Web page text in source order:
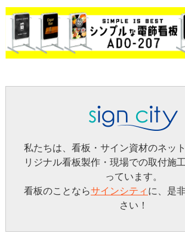
私たちは、看板・サイン資材のネッ
リジナル看板製作・現場での取付施
っています。
看板のことならサインシティ に、是
さい！